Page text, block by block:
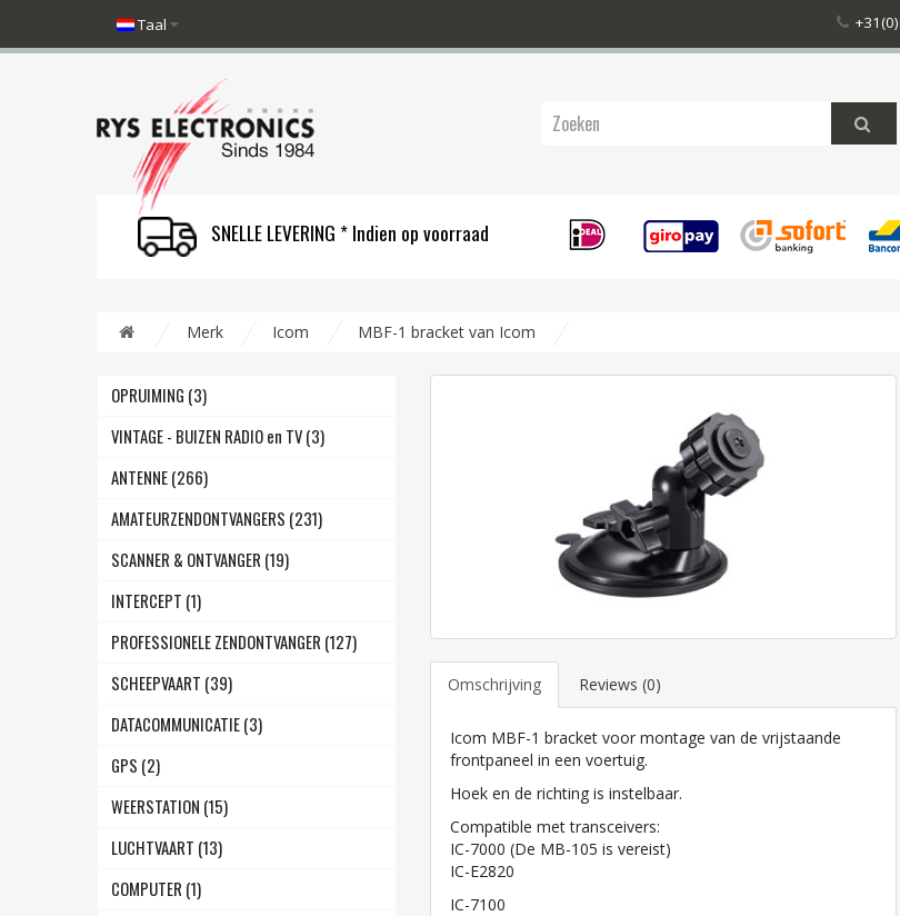
Taal
SNELLE LEVERING * Indien op voorraad
Merk Icom MBF-1 bracket van Icom
OPRUIMING (3)
VINTAGE - BUIZEN RADIO en TV (3)
ANTENNE (266)
AMATEURZENDONTVANGERS (231)
SCANNER & ONTVANGER (19)
INTERCEPT (1)
PROFESSIONELE ZENDONTVANGER (127)
SCHEEPVAART (39)
DATACOMMUNICATIE (3)
GPS (2)
WEERSTATION (15)
LUCHTVAART (13)
COMPUTER (1)
Omschrijving Reviews (0)
Icom MBF-1 bracket voor montage van de vrijstaande
frontpaneel in een voertuig.
Hoek en de richting is instelbaar.
Compatible met transceivers:
IC-7000 (De MB-105 is vereist)
IC-E2820
IC-7100